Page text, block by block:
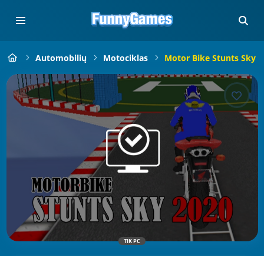
Automobilių Motociklas Motor Bike Stunts Sky
TIK PC